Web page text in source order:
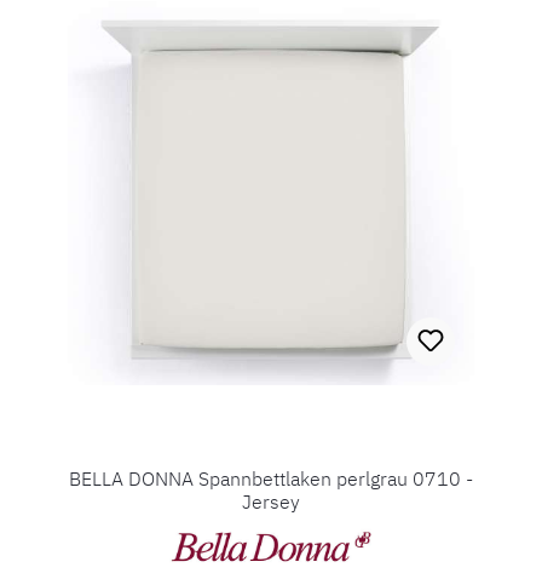
BELLA DONNA Spannbettlaken perlgrau 0710 -
Jersey